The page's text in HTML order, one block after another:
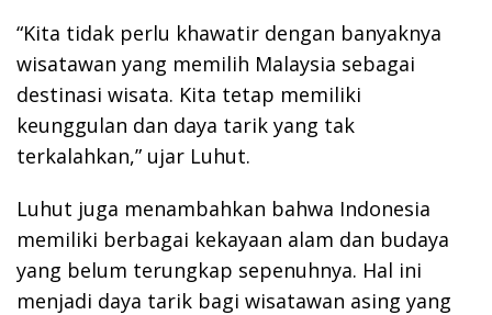
“Kita tidak perlu khawatir dengan banyaknya
wisatawan yang memilih Malaysia sebagai
destinasi wisata. Kita tetap memiliki
keunggulan dan daya tarik yang tak
terkalahkan,” ujar Luhut.
Luhut juga menambahkan bahwa Indonesia
memiliki berbagai kekayaan alam dan budaya
yang belum terungkap sepenuhnya. Hal ini
menjadi daya tarik bagi wisatawan asing yang